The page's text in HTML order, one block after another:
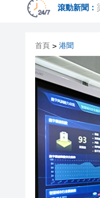
滾動新聞：
首頁 > 港聞